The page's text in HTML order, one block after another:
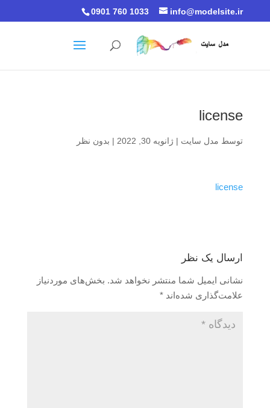
0901 760 1033 info@modelsite.ir
license
توسط مدل سایت | ژانویه 30, 2022 | بدون نظر
license
ارسال یک نظر
نشانی ایمیل شما منتشر نخواهد شد. بخش‌های موردنیاز
علامت‌گذاری شده‌اند *